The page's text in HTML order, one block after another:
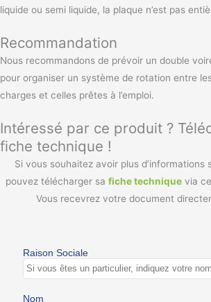
liquide ou semi liquide, la plaque n’est pas
Recommandation
Nous recommandons de prévoir un double
pour organiser un système de rotation entre
charges et celles prêtes à l’emploi.
Intéressé par ce produit ?
fiche technique !
Si vous souhaitez avoir plus d’informations
pouvez télécharger sa fiche techniquevia
Vous recevrez votre document